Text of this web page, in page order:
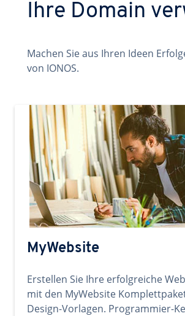
Ihre Domain
Machen Sie aus Ihren Ideen
von IONOS.
MyWebsite
Erstellen Sie Ihre erfolgreiche
mit den MyWebsite
Design-Vorlagen. Programmier-